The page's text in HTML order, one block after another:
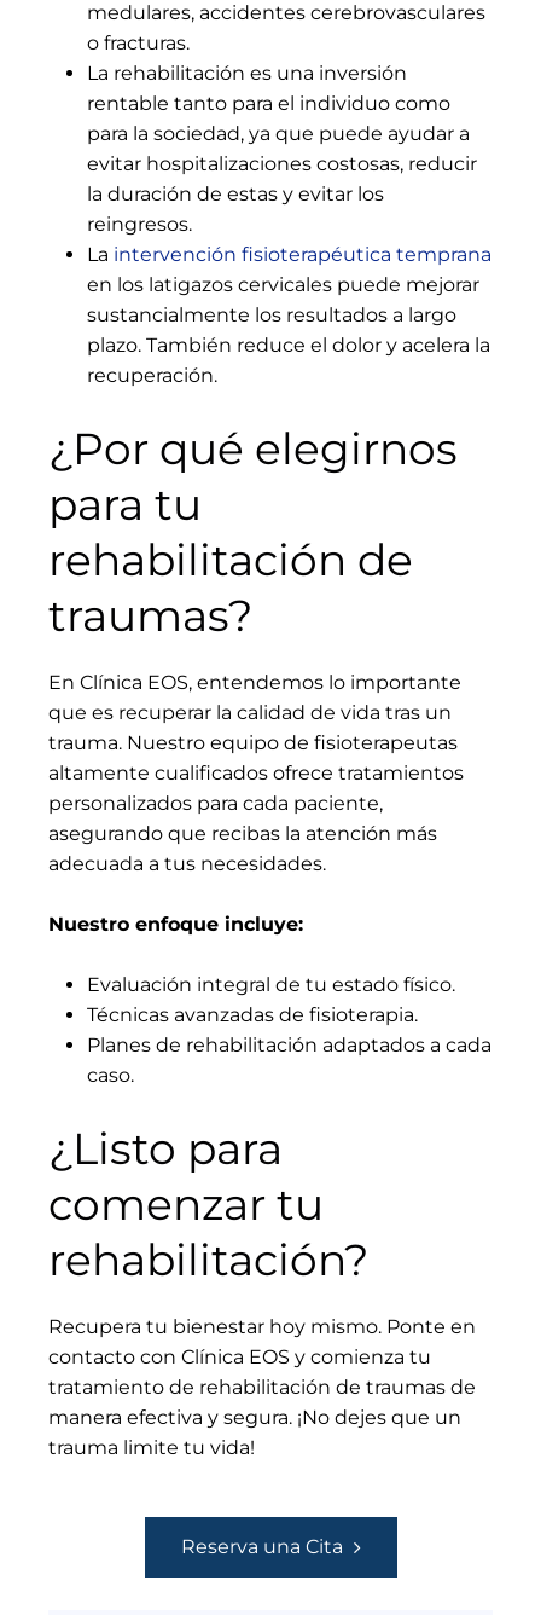
medulares, accidentes cerebrovasculares
o fracturas.
La rehabilitación es una inversión
rentable tanto para el individuo como
para la sociedad, ya que puede ayudar a
evitar hospitalizaciones costosas, reducir
la duración de estas y evitar los
reingresos.
La intervención fisioterapéutica temprana
en los latigazos cervicales puede mejorar
sustancialmente los resultados a largo
plazo. También reduce el dolor y acelera la
recuperación.
¿Por qué elegirnos
para tu
rehabilitación de
traumas?
En Clínica EOS, entendemos lo importante
que es recuperar la calidad de vida tras un
trauma. Nuestro equipo de fisioterapeutas
altamente cualificados ofrece tratamientos
personalizados para cada paciente,
asegurando que recibas la atención más
adecuada a tus necesidades.
Nuestro enfoque incluye:
Evaluación integral de tu estado físico.
Técnicas avanzadas de fisioterapia.
Planes de rehabilitación adaptados a cada
caso.
¿Listo para
comenzar tu
rehabilitación?
Recupera tu bienestar hoy mismo. Ponte en
contacto con Clínica EOS y comienza tu
tratamiento de rehabilitación de traumas de
manera efectiva y segura. ¡No dejes que un
trauma limite tu vida!
Reserva una Cita